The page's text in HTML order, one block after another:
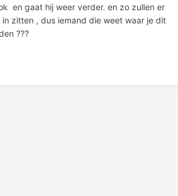
en gaat hij weer verder. en zo zullen er
zitten , dus iemand die weet waar je dit
???